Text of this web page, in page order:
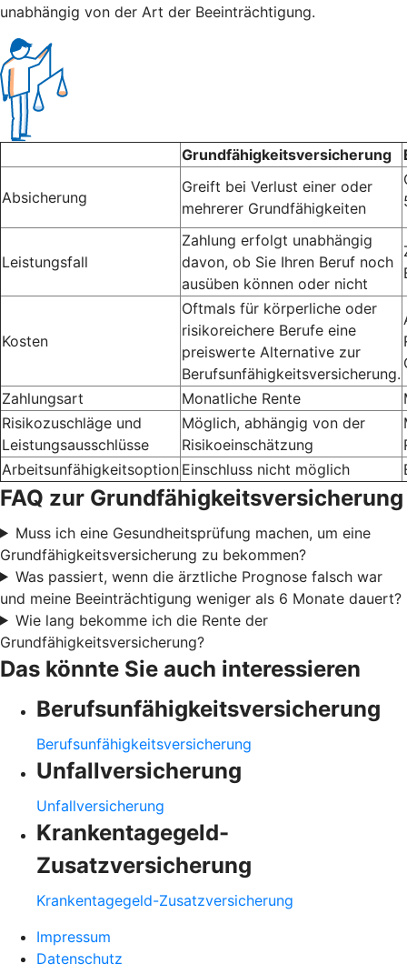
unabhängig von der Art der Beeinträchtigung.
Grundfähigkeitsversicherung
Absicherung
Greift bei Verlust einer oder
mehrerer Grundfähigkeiten
Leistungsfall
Zahlung erfolgt unabhängig
davon, ob Sie Ihren Beruf noch
ausüben können oder nicht
Kosten
Oftmals für körperliche oder
risikoreichere Berufe eine
preiswerte Alternative zur
Berufsunfähigkeitsversicherung.
Zahlungsart
Monatliche Rente
Risikozuschläge und
Leistungsausschlüsse
Möglich, abhängig von der
Risikoeinschätzung
Arbeitsunfähigkeitsoption Einschluss nicht möglich
FAQ zur Grundfähigkeitsversicherung
Muss ich eine Gesundheitsprüfung machen, um eine
Grundfähigkeitsversicherung zu bekommen?
Was passiert, wenn die ärztliche Prognose falsch war
und meine Beeinträchtigung weniger als 6 Monate dauert?
Wie lang bekomme ich die Rente der
Grundfähigkeitsversicherung?
Das könnte Sie auch interessieren
Berufsunfähigkeitsversicherung
Berufsunfähigkeitsversicherung
Unfallversicherung
Unfallversicherung
Krankentagegeld-
Zusatzversicherung
Krankentagegeld-Zusatzversicherung
Impressum
Datenschutz